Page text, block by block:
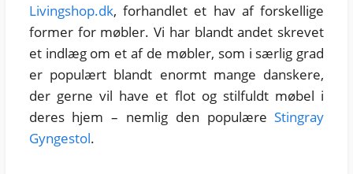
Livingshop.dk, forhandlet et hav af forskellige
former for møbler. Vi har blandt andet skrevet
et indlæg om et af de møbler, som i særlig grad
er populært blandt enormt mange danskere,
der gerne vil have et flot og stilfuldt møbel i
deres hjem – nemlig den populæreStingray
Gyngestol.